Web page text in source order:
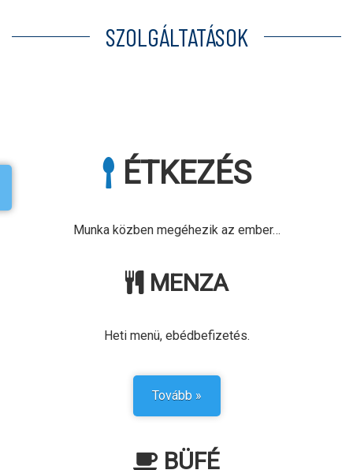
SZOLGÁLTATÁSOK
ÉTKEZÉS
Munka közben megéhezik az ember…
MENZA
Heti menü, ebédbefizetés.
Tovább »
BÜFÉ